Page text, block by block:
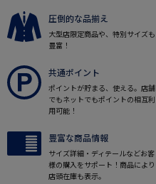
圧倒的な品揃え
大型店限定商品や、特別サイズも
豊富！
共通ポイント
ポイントが貯まる、使える。店舗
でもネットでもポイントの相互利
用可能！
豊富な商品情報
サイズ詳細・ディテールなどお客
様の購入をサポート！商品により
店頭在庫も表示。